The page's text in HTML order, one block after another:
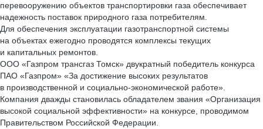
перевооружению объектов транспортировки газа обеспечивает
надежность поставок природного газа потребителям.
Для обеспечения эксплуатации газотранспортной системы
на объектах ежегодно проводятся комплексы текущих
и капитальных ремонтов.
ООО «Газпром трансгаз Томск» двукратный победитель конкурса
ПАО «Газпром» «За достижение высоких результатов
в производственной и социально-экономической работе».
Компания дважды становилась обладателем звания «Организация
высокой социальной эффективности» на конкурсе, проводимом
Правительством Российской Федерации.